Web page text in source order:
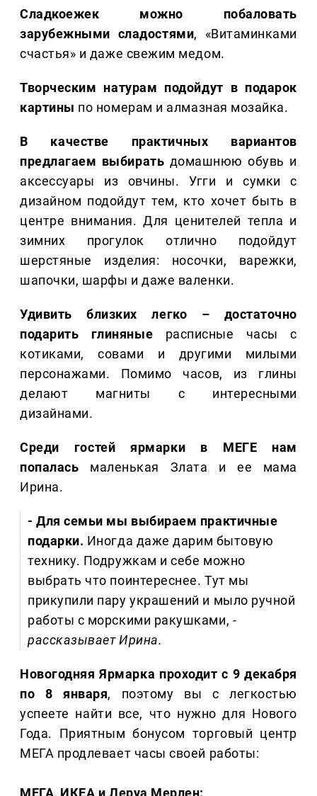
Сладкоежек можно побаловать
зарубежными сладостями, «Витаминками
счастья» и даже свежим медом.
Творческим натурам подойдут в подарок
картины по номерам и алмазная мозайка.
В качестве практичных вариантов
предлагаем выбирать домашнюю обувь и
аксессуары из овчины. Угги и сумки с
дизайном подойдут тем, кто хочет быть в
центре внимания. Для ценителей тепла и
зимних прогулок отлично подойдут
шерстяные изделия: носочки, варежки,
шапочки, шарфы и даже валенки.
Удивить близких легко – достаточно
подарить глиняные расписные часы с
котиками, совами и другими милыми
персонажами. Помимо часов, из глины
делают магниты с интересными
дизайнами.
Среди гостей ярмарки в МЕГЕ нам
попалась маленькая Злата и ее мама
Ирина.
- Для семьи мы выбираем практичные
подарки. Иногда даже дарим бытовую
технику. Подружкам и себе можно
выбрать что поинтереснее. Тут мы
прикупили пару украшений и мыло ручной
работы с морскими ракушками, -
рассказывает Ирина.
Новогодняя Ярмарка проходит с 9 декабря
по 8 января, поэтому вы с легкостью
успеете найти все, что нужно для Нового
Года. Приятным бонусом торговый центр
МЕГА продлевает часы своей работы:
МЕГА, ИКЕА и Леруа Мерлен: